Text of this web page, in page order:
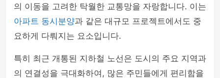
의 이동을 고려한 탁월한 교통망을 자랑합니다. 이는
아파트 동시분양과 같은 대규모 프로젝트에서도 중
요하게 다뤄지는 요소입니다.
특히 최근 개통된 지하철 노선은 도시의 주요 지역과
의 연결성을 극대화하여, 많은 주민들에게 편리함을